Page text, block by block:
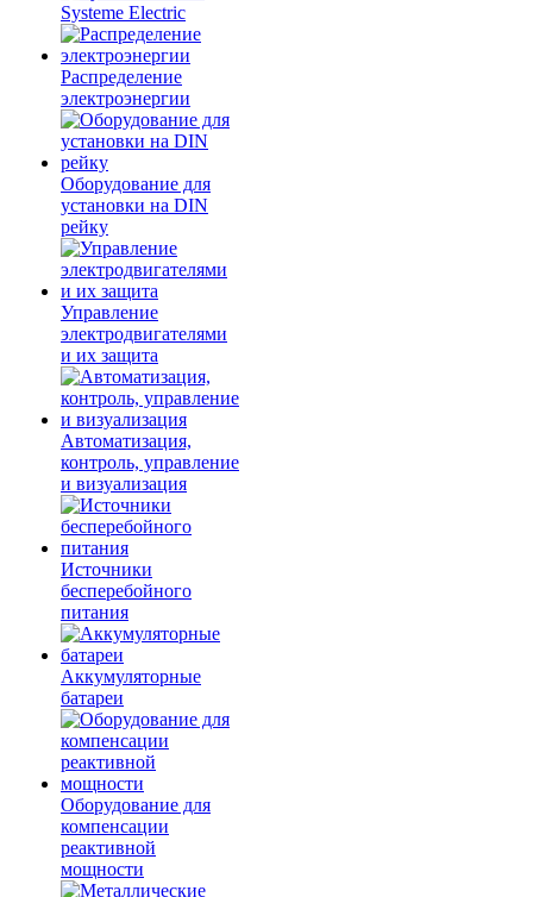
Systeme Electric
Распределение
электроэнергии
Оборудование для
установки на DIN
рейку
Управление
электродвигателями
и их защита
Автоматизация,
контроль, управление
и визуализация
Источники
бесперебойного
питания
Аккумуляторные
батареи
Оборудование для
компенсации
реактивной
мощности